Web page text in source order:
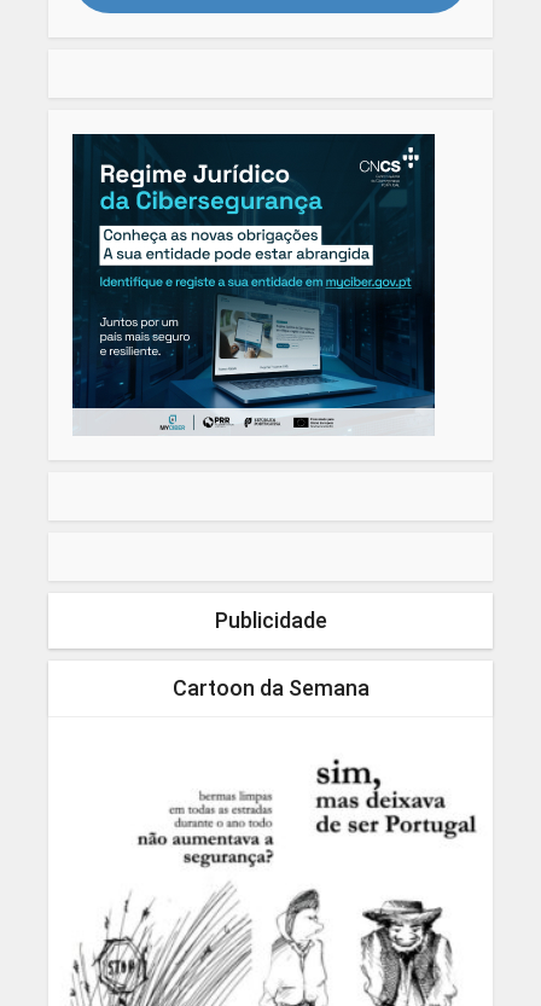
Publicidade
Cartoon da Semana